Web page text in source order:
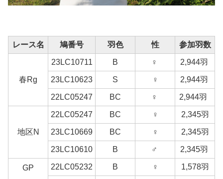
レース名 鳩番号 羽色 性 参加羽数
春Rg
23LC10711 B ♀ 2,944羽
23LC10623 S ♀ 2,944羽
22LC05247 BC ♀ 2,944羽
地区N
22LC05247 BC ♀ 2,345羽
23LC10669 BC ♀ 2,345羽
23LC10610 B ♂ 2,345羽
GP 22LC05232 B ♀ 1,578羽